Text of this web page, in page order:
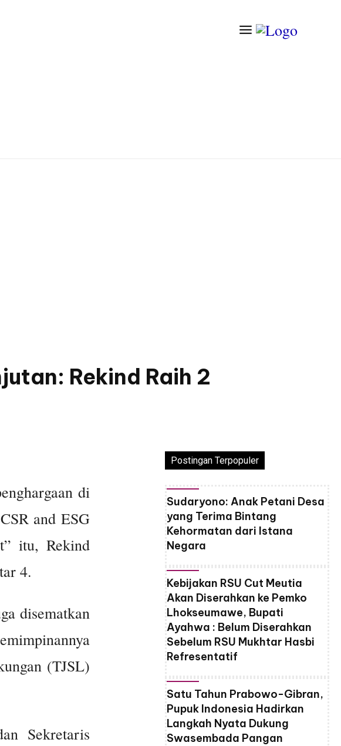
Rekind Raih 2
di
and ESG
itu, Rekind
4.
disematkan
(TJSL)
Sekretaris
Postingan Terpopuler
Sudaryono: Anak Petani Desa
yang Terima Bintang
Kehormatan dari Istana
Negara
Kebijakan RSU Cut Meutia
Akan Diserahkan ke Pemko
Lhokseumawe, Bupati
Ayahwa : Belum Diserahkan
Sebelum RSU Mukhtar Hasbi
Refresentatif
Satu Tahun Prabowo-Gibran,
Pupuk Indonesia Hadirkan
Langkah Nyata Dukung
Swasembada Pangan